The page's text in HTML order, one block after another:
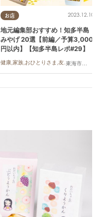
お店
東海市,大府市,知多市,東浦町,阿久比町,半田市,常滑市,武豊町,美浜町,南知多町
2023.12.10
地元編集部おすすめ！知多半島
みやげ 20選【前編／予算3,000
円以内】【知多半島レポ#29】
健康,家族,おひとりさま,友人,トレンド,知多半島レポ